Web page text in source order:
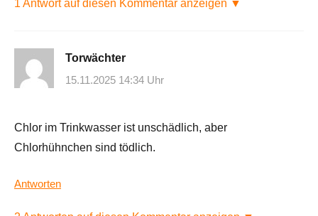
1 Antwort auf diesen Kommentar anzeigen ▼
Torwächter
15.11.2025 14:34 Uhr
Chlor im Trinkwasser ist unschädlich, aber
Chlorhühnchen sind tödlich.
Antworten